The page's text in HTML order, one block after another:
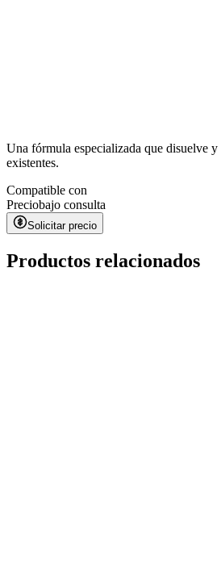
Una fórmula especializada que disuelve
existentes.
Compatible con
Preciobajo consulta
Solicitar precio
Productos relacionados